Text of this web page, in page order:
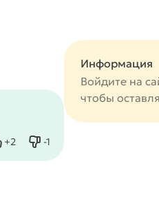
+2
Нравится -1
Не нравится
Информация
Войдите на
чтобы